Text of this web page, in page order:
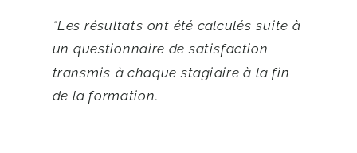
*Les résultats ont été calculés suite à
un questionnaire de satisfaction
transmis à chaque stagiaire à la fin
de la formation.